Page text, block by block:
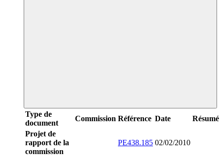
Type de
document
Commission Référence Date
Résumé
Projet de
rapport de la
commission
PE438.185 02/02/2010